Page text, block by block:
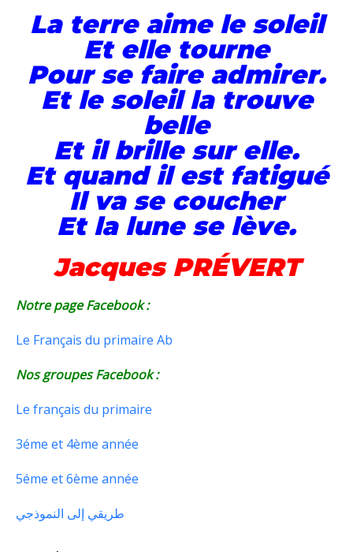
La terre aime le soleil
Et elle tourne
Pour se faire admirer.
Et le soleil la trouve
belle
Et il brille sur elle.
Et quand il est fatigué
Il va se coucher
Et la lune se lève.
Jacques PRÉVERT
Notre page Facebook :
Le Français du primaire Ab
Nos groupes Facebook :
Le français du primaire
3éme et 4ème année
5éme et 6ème année